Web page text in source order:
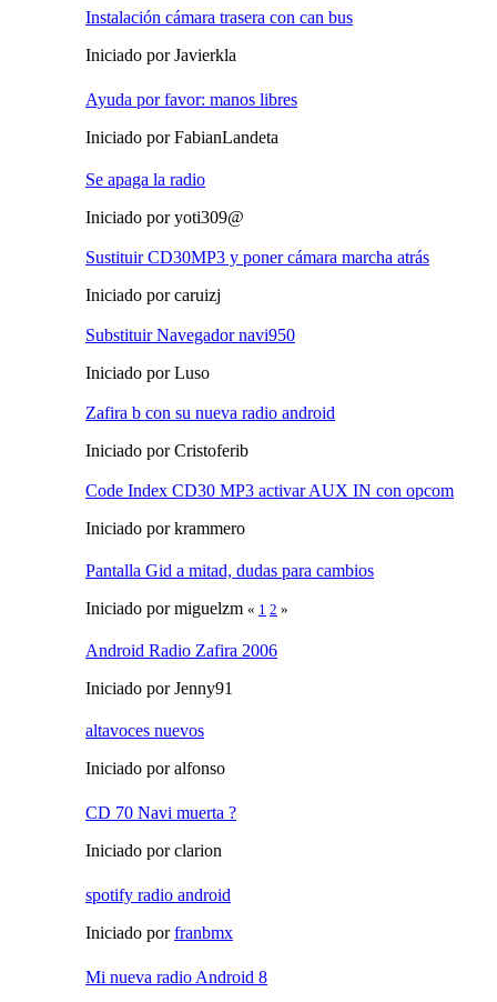
Instalación cámara trasera con can bus
Iniciado por Javierkla
Ayuda por favor: manos libres
Iniciado por FabianLandeta
Se apaga la radio
Iniciado por yoti309@
Sustituir CD30MP3 y poner cámara marcha atrás
Iniciado por caruizj
Substituir Navegador navi950
Iniciado por Luso
Zafira b con su nueva radio android
Iniciado por Cristoferib
Code Index CD30 MP3 activar AUX IN con opcom
Iniciado por krammero
Pantalla Gid a mitad, dudas para cambios
Iniciado por miguelzm « 1 2 »
Android Radio Zafira 2006
Iniciado por Jenny91
altavoces nuevos
Iniciado por alfonso
CD 70 Navi muerta ?
Iniciado por clarion
spotify radio android
Iniciado porfranbmx
Mi nueva radio Android 8